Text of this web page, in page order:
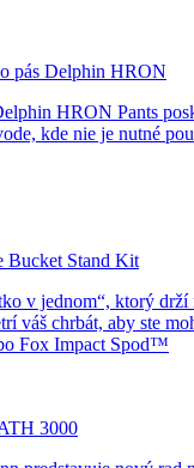
pás Delphin HRON
HRON Pants
kde nie je nutné
Bucket Stand Kit
v jednom“, ktorý drží
váš chrbát, aby ste
Fox Impact Spod™
3000